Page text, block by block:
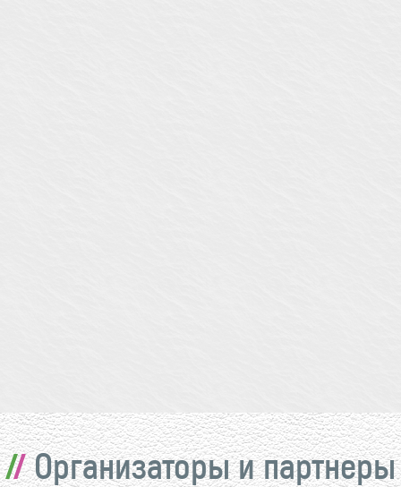
Организаторы и партнеры